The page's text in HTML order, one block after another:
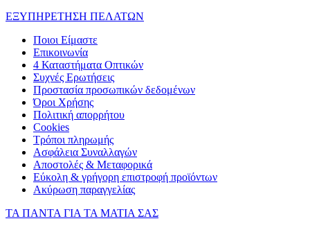
ΕΞΥΠΗΡΕΤΗΣΗ ΠΕΛΑΤΩΝ
Ποιοι Είμαστε
Επικοινωνία
4 Καταστήματα Οπτικών
Συχνές Ερωτήσεις
Προστασία προσωπικών δεδομένων
Όροι Χρήσης
Πολιτική απορρήτου
Cookies
Τρόποι πληρωμής
Ασφάλεια Συναλλαγών
Αποστολές & Μεταφορικά
Εύκολη & γρήγορη επιστροφή προϊόντων
Ακύρωση παραγγελίας
ΤΑ ΠΑΝΤΑ ΓΙΑ ΤΑ ΜΑΤΙΑ ΣΑΣ